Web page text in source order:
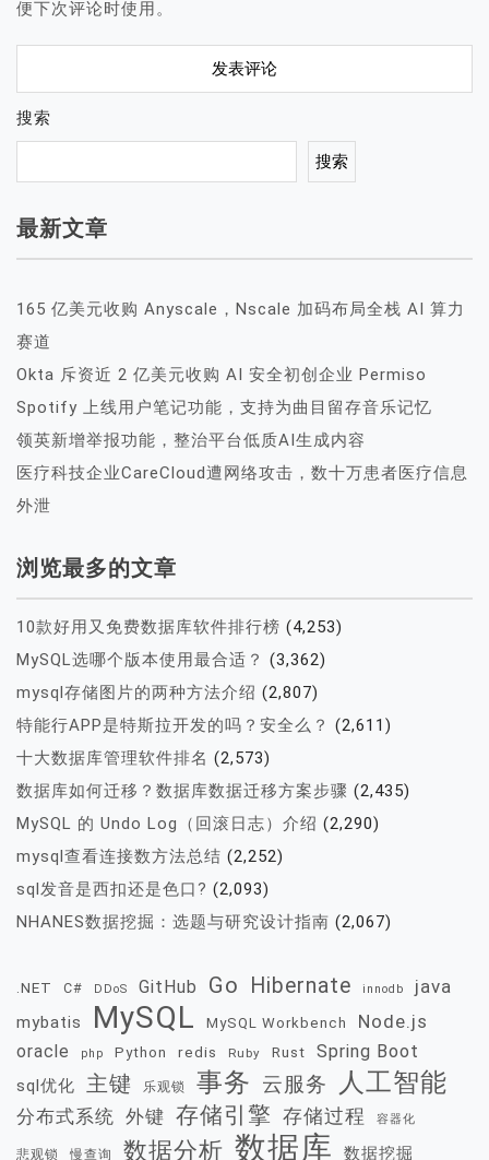
便下次评论时使用。
搜索
搜索
最新文章
165 亿美元收购 Anyscale，Nscale 加码布局全栈 AI 算力
赛道
Okta 斥资近 2 亿美元收购 AI 安全初创企业 Permiso
Spotify 上线用户笔记功能，支持为曲目留存音乐记忆
领英新增举报功能，整治平台低质AI生成内容
医疗科技企业CareCloud遭网络攻击，数十万患者医疗信息
外泄
浏览最多的文章
10款好用又免费数据库软件排行榜 (4,253)
MySQL选哪个版本使用最合适？ (3,362)
mysql存储图片的两种方法介绍 (2,807)
特能行APP是特斯拉开发的吗？安全么？ (2,611)
十大数据库管理软件排名 (2,573)
数据库如何迁移？数据库数据迁移方案步骤 (2,435)
MySQL 的 Undo Log（回滚日志）介绍 (2,290)
mysql查看连接数方法总结 (2,252)
sql发音是西扣还是色口? (2,093)
NHANES数据挖掘：选题与研究设计指南 (2,067)
.NET C# DDoS GitHub Go Hibernate innodb java
mybatis MySQL MySQL Workbench Node.js
oracle php Python redis Ruby Rust Spring Boot
sql优化 主键 乐观锁 事务 云服务 人工智能
分布式系统 外键 存储引擎 存储过程 容器化
悲观锁 慢查询 数据分析 数据库 数据挖掘